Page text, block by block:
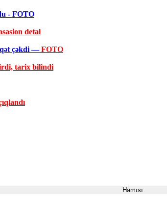
- FOTO
detal
çəkdi —FOTO
tarix bilindi
Hamısı